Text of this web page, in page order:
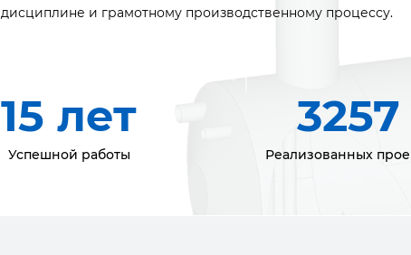
дисциплине и грамотному производственному процессу.
15 лет
Успешной работы
3257
Реализованных